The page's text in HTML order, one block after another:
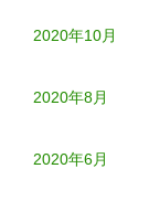
2020年10月
2020年8月
2020年6月